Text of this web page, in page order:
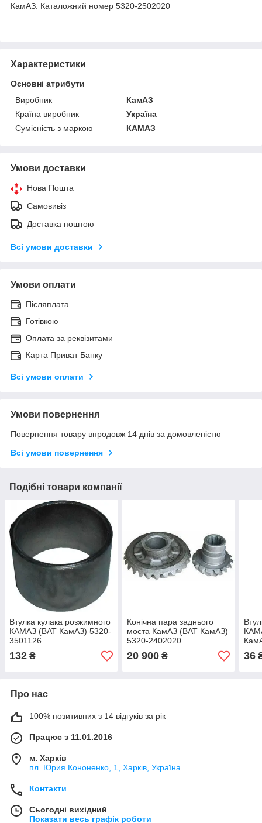
КамАЗ. Каталожний номер 5320-2502020
Характеристики
Основні атрибути
Виробник
КамАЗ
Країна виробник
Україна
Сумісність з маркою
КАМАЗ
Умови доставки
Нова Пошта
Самовивіз
Доставка поштою
Всі умови доставки
Умови оплати
Післяплата
Готівкою
Оплата за реквізитами
Карта Приват Банку
Всі умови оплати
Умови повернення
Повернення товару впродовж 14 днів за домовленістю
Всі умови повернення
Подібні товари компанії
Втулка кулака розжимного
КАМАЗ (ВАТ КамАЗ) 5320-
3501126
132 ₴
Конічна пара заднього
моста КамАЗ (ВАТ КамАЗ)
5320-2402020
20 900₴ 36
Про нас
100% позитивних з 14 відгуків за рік
Працює з 11.01.2016
м. Харків
пл. Юрия Кононенко, 1, Харків, Україна
Контакти
Сьогодні вихідний
Показати весь графік роботи